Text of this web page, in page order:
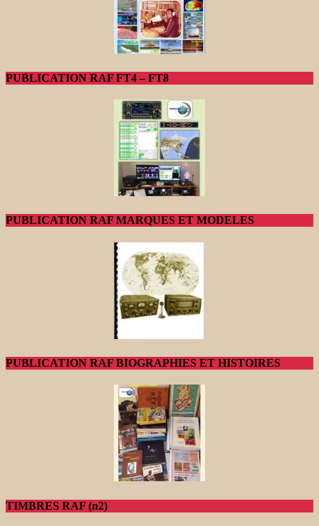
PUBLICATION RAF FT4 – FT8
PUBLICATION RAF MARQUES ET MODELES
PUBLICATION RAF BIOGRAPHIES ET HISTOIRES
TIMBRES RAF (n2)